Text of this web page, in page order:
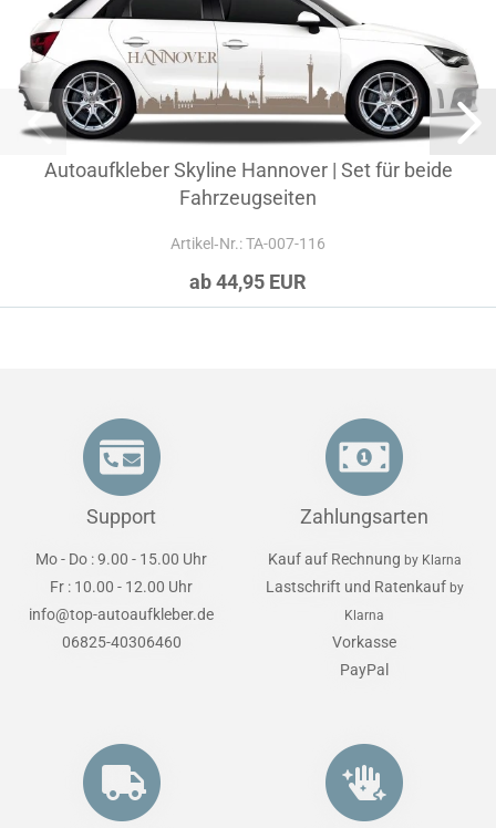
Autoaufkleber Skyline Hannover | Set für beide
Fahrzeugseiten
Artikel‑Nr.: TA-007-116
ab 44,95 EUR
Support
Mo - Do : 9.00 - 15.00 Uhr
Fr : 10.00 - 12.00 Uhr
info@top-autoaufkleber.de
06825-40306460
Zahlungsarten
Kauf auf Rechnung by Klarna
Lastschrift und Ratenkauf by
Klarna
Vorkasse
PayPal